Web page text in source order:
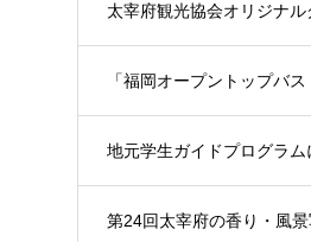
太宰府観光協会オリジナ
「福岡オープントップバ
地元学生ガイドプログラム
第24回太宰府の香り・風